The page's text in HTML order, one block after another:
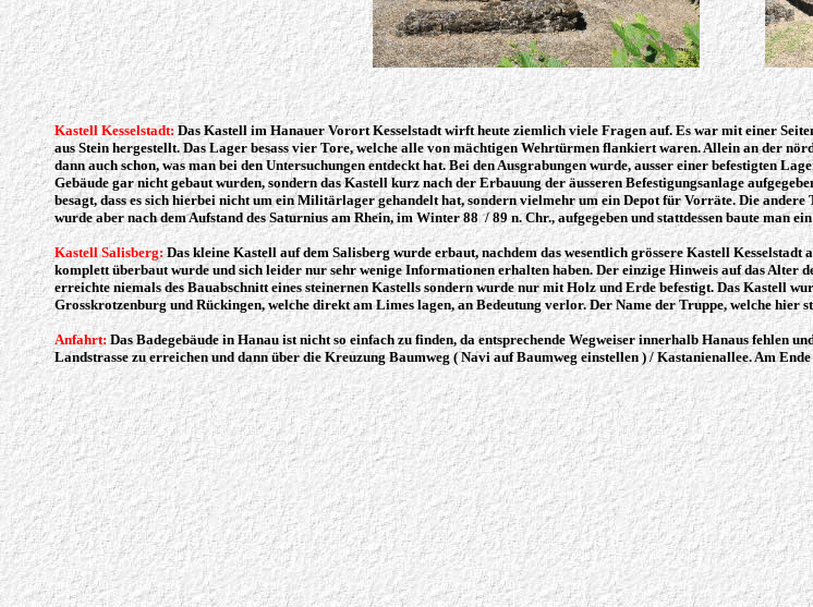
Kastell Kesselstadt: Das Kastell im Hanauer Vorort Kesselstadt wirft heute ziemlich viele Fragen auf. Es war mit einer
aus Stein hergestellt. Das Lager besass vier Tore, welche alle von mächtigen Wehrtürmen flankiert waren. Allein an der
dann auch schon, was man bei den Untersuchungen entdeckt hat. Bei den Ausgrabungen wurde, ausser einer befestigten
Gebäude gar nicht gebaut wurden, sondern das Kastell kurz nach der Erbauung der äusseren Befestigungsanlage
besagt, dass es sich hierbei nicht um ein Militärlager gehandelt hat, sondern vielmehr um ein Depot für Vorräte. Die
wurde aber nach dem Aufstand des Saturnius am Rhein, im Winter 88 / 89 n. Chr., aufgegeben und stattdessen baute man
Kastell Salisberg:Das kleine Kastell auf dem Salisberg wurde erbaut, nachdem das wesentlich grössere Kastell
komplett überbaut wurde und sich leider nur sehr wenige Informationen erhalten haben. Der einzige Hinweis auf das Alter
erreichte niemals des Bauabschnitt eines steinernen Kastells sondern wurde nur mit Holz und Erde befestigt. Das Kastell
Grosskrotzenburg und Rückingen, welche direkt am Limes lagen, an Bedeutung verlor. Der Name der Truppe, welche hier
Anfahrt:Das Badegebäude in Hanau ist nicht so einfach zu finden, da entsprechende Wegweiser innerhalb Hanaus fehlen
Landstrasse zu erreichen und dann über die Kreuzung Baumweg ( Navi auf Baumweg einstellen ) / Kastanienallee. Am